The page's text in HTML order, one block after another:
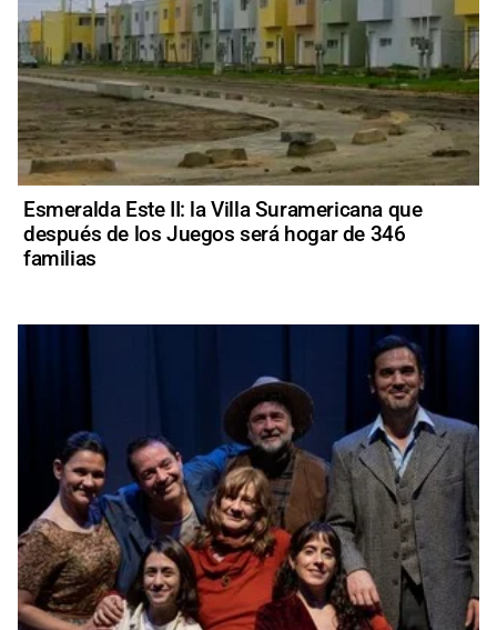
Esmeralda Este II: la Villa Suramericana que
después de los Juegos será hogar de 346
familias